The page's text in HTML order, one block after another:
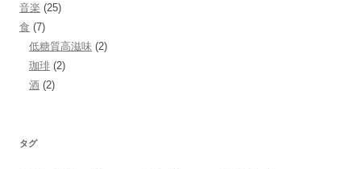
音楽 (25)
食 (7)
低糖質高滋味 (2)
珈琲 (2)
酒 (2)
タグ